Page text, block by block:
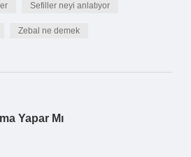
Sefiller neyi anlatıyor
Zebal ne demek
Yapar Mı